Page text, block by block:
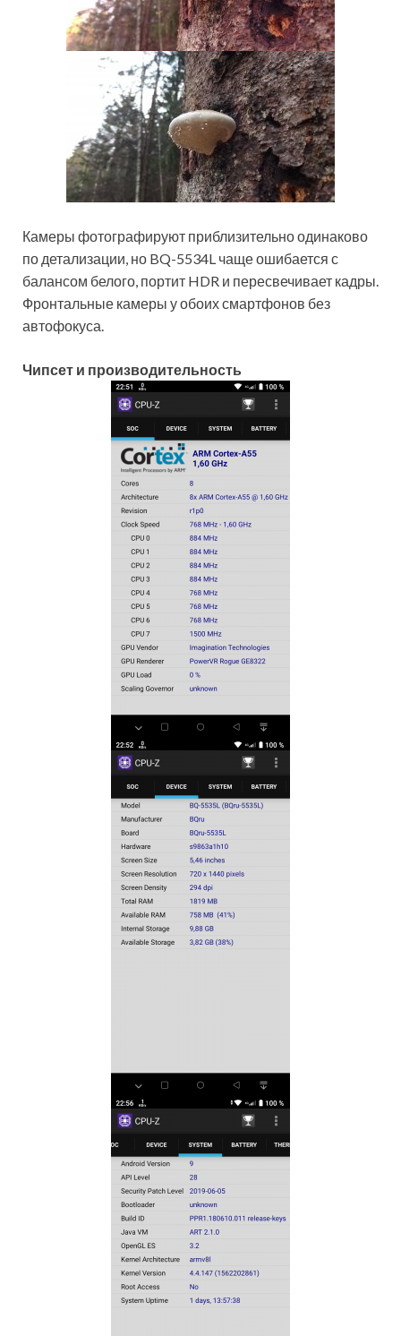
Камеры фотографируют приблизительно одинаково
по детализации, но BQ-5534L чаще ошибается с
балансом белого, портит HDR и пересвечивает кадры.
Фронтальные камеры у обоих смартфонов без
автофокуса.
Чипсет и производительность